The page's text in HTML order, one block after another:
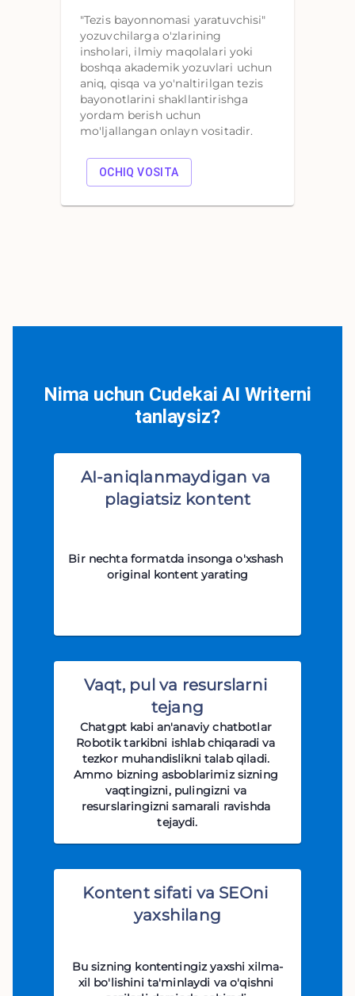
"Tezis bayonnomasi yaratuvchisi"
yozuvchilarga o'zlarining
insholari, ilmiy maqolalari yoki
boshqa akademik yozuvlari uchun
aniq, qisqa va yo'naltirilgan tezis
bayonotlarini shakllantirishga
yordam berish uchun
mo'ljallangan onlayn vositadir.
OCHIQ VOSITA
Nima uchun Cudekai AI Writerni
tanlaysiz?
AI-aniqlanmaydigan va
plagiatsiz kontent
Bir nechta formatda insonga o'xshash
original kontent yarating
Vaqt, pul va resurslarni
tejang
Chatgpt kabi an'anaviy chatbotlar
Robotik tarkibni ishlab chiqaradi va
tezkor muhandislikni talab qiladi.
Ammo bizning asboblarimiz sizning
vaqtingizni, pulingizni va
resurslaringizni samarali ravishda
tejaydi.
Kontent sifati va SEOni
yaxshilang
Bu sizning kontentingiz yaxshi xilma-
xil bo'lishini ta'minlaydi va o'qishni